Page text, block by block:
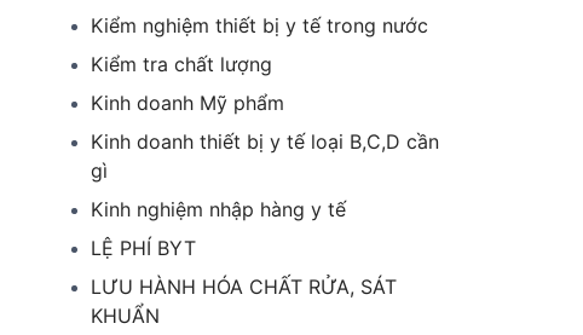
Kiểm nghiệm thiết bị y tế trong nước
Kiểm tra chất lượng
Kinh doanh Mỹ phẩm
Kinh doanh thiết bị y tế loại B,C,D cần
gì
Kinh nghiệm nhập hàng y tế
LỆ PHÍ BYT
LƯU HÀNH HÓA CHẤT RỬA, SÁT
KHUẨN